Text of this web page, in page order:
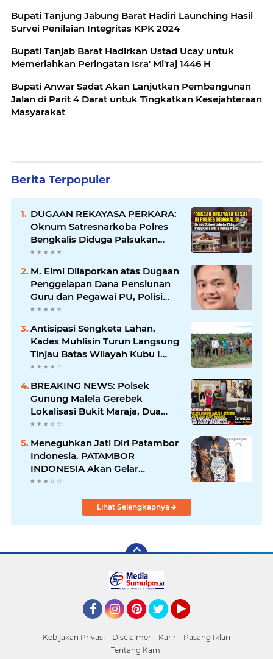
Bupati Tanjung Jabung Barat Hadiri Launching Hasil
Survei Penilaian Integritas KPK 2024
Bupati Tanjab Barat Hadirkan Ustad Ucay untuk
Memeriahkan Peringatan Isra' Mi'raj 1446 H
Bupati Anwar Sadat Akan Lanjutkan Pembangunan
Jalan di Parit 4 Darat untuk Tingkatkan Kesejahteraan
Masyarakat
Berita Terpopuler
DUGAAN REKAYASA PERKARA:
Oknum Satresnarkoba Polres
Bengkalis Diduga Palsukan
Barang Bukti Hingga Paksa
Warga Hadir di TKP
M. Elmi Dilaporkan atas Dugaan
Penggelapan Dana Pensiunan
Guru dan Pegawai PU, Polisi
Pastikan Proses Hukum
Berjalan
Antisipasi Sengketa Lahan,
Kades Muhlisin Turun Langsung
Tinjau Batas Wilayah Kubu I
yang Diduga Diserobot PT Jatim
BREAKING NEWS: Polsek
Gunung Malela Gerebek
Lokalisasi Bukit Maraja, Dua
Perempuan Menangis Saat
Diciduk Bersama Sabu
Meneguhkan Jati Diri Patambor
Indonesia. PATAMBOR
INDONESIA Akan Gelar
RAKERNAS II Di Jakarta.
Lihat Selengkapnya
Kebijakan Privasi Disclaimer Karir
Pasang Iklan
Tentang Kami